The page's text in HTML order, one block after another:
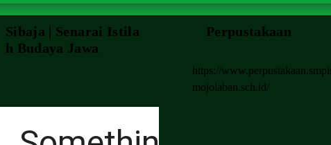
Sibaja | Senarai Istila
H Budaya Jawa
Perpustakaan
https://
mojolaban.sch.id/